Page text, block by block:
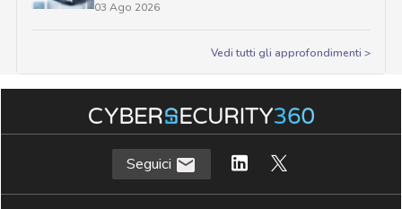
03 Ago 2026
Vedi tutti gli approfondimenti >
Seguici